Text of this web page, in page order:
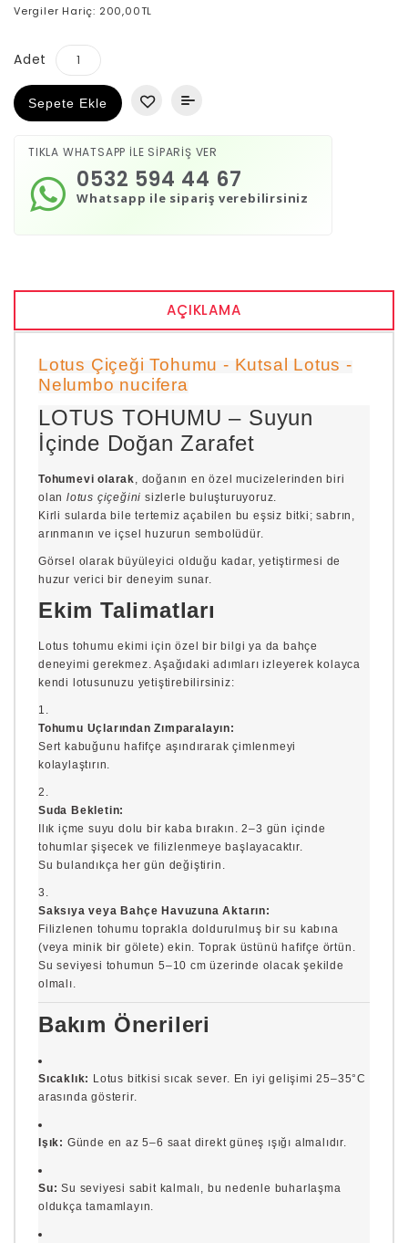
Vergiler Hariç: 200,00TL
Adet
Sepete Ekle
TIKLA WHATSAPP İLE SİPARİŞ VER
Whatsapp ile sipariş verebilirsiniz
0532 594 44 67
AÇIKLAMA
Lotus Çiçeği Tohumu - Kutsal Lotus -
Nelumbo nucifera
LOTUS TOHUMU – Suyun
İçinde Doğan Zarafet
Tohumevi olarak, doğanın en özel mucizelerinden biri
olan lotus çiçeğini sizlerle buluşturuyoruz.
Kirli sularda bile tertemiz açabilen bu eşsiz bitki; sabrın,
arınmanın ve içsel huzurun sembolüdür.
Görsel olarak büyüleyici olduğu kadar, yetiştirmesi de
huzur verici bir deneyim sunar.
Ekim Talimatları
Lotus tohumu ekimi için özel bir bilgi ya da bahçe
deneyimi gerekmez. Aşağıdaki adımları izleyerek kolayca
kendi lotusunuzu yetiştirebilirsiniz:
Tohumu Uçlarından Zımparalayın:
Sert kabuğunu hafifçe aşındırarak çimlenmeyi
kolaylaştırın.
Suda Bekletin:
Ilık içme suyu dolu bir kaba bırakın. 2–3 gün içinde
tohumlar şişecek ve filizlenmeye başlayacaktır.
Su bulandıkça her gün değiştirin.
Saksıya veya Bahçe Havuzuna Aktarın:
Filizlenen tohumu toprakla doldurulmuş bir su kabına
(veya minik bir gölete) ekin. Toprak üstünü hafifçe örtün.
Su seviyesi tohumun 5–10 cm üzerinde olacak şekilde
olmalı.
Bakım Önerileri
Sıcaklık: Lotus bitkisi sıcak sever. En iyi gelişimi 25–35°C
arasında gösterir.
Işık: Günde en az 5–6 saat direkt güneş ışığı almalıdır.
Su: Su seviyesi sabit kalmalı, bu nedenle buharlaşma
oldukça tamamlayın.